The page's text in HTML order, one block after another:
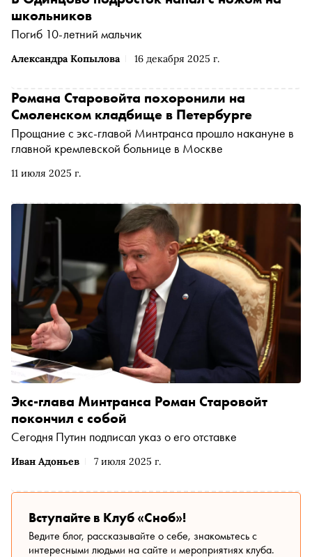
Александра Копылова 16 декабря 2025 г.
школьников
Погиб 10-летний мальчик
11 июля 2025 г.
Романа Старовойта похоронили на
Смоленском кладбище в Петербурге
Прощание с экс-главой Минтранса прошло накануне в
главной кремлевской больнице в Москве
Иван Адоньев 7 июля 2025 г.
Экс-глава Минтранса Роман Старовойт
покончил с собой
Сегодня Путин подписал указ о его отставке
Вступайте в Клуб «Сноб»!
Ведите блог, рассказывайте о себе, знакомьтесь с
интересными людьми на сайте и мероприятиях клуба.